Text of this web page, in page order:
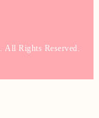
. All Rights Reserved.